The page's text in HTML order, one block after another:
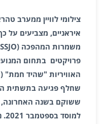
צילומי לוויין ממערב
איראניים, מצביעים על
פרויקטים בתחום
שחלף פגיעה בתשתית
ששוקם בשנה האחרונה,
למוסד בספטמבר 2021. ניטור שערך הבלוג "אינטלי…